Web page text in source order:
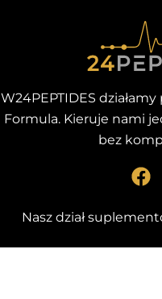
W24PEPTIDES działamy
Formula. Kieruje nami
bez
F
c
b
Nasz dział